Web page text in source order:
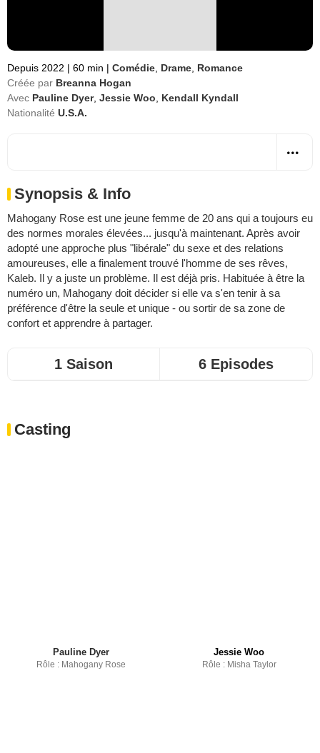
Depuis 2022 | 60 min | Comédie Drame Romance
Créée par Breanna Hogan
Avec Pauline Dyer, Jessie Woo
Kendall Kyndall
Nationalité U.S.A.
Synopsis & Info
Mahogany Rose est une jeune femme de 20 ans qui a toujours eu
des normes morales élevées... jusqu'à maintenant. Après avoir
adopté une approche plus "libérale" du sexe et des relations
amoureuses, elle a finalement trouvé l'homme de ses rêves,
Kaleb. Il y a juste un problème. Il est déjà pris. Habituée à être la
numéro un, Mahogany doit décider si elle va s'en tenir à sa
préférence d'être la seule et unique - ou sortir de sa zone de
confort et apprendre à partager.
1 Saison 6 Episodes
Casting
Pauline Dyer
Rôle : Mahogany Rose
Jessie Woo
Rôle : Misha Taylor